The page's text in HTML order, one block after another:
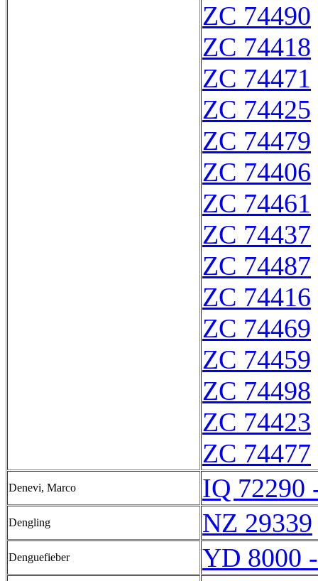
ZC 74490
ZC 74418
ZC 74471
ZC 74425
ZC 74479
ZC 74406
ZC 74461
ZC 74437
ZC 74487
ZC 74416
ZC 74469
ZC 74459
ZC 74498
ZC 74423
ZC 74477
Denevi, Marco IQ 72290
Dengling NZ 29339
Denguefieber
YD 8000